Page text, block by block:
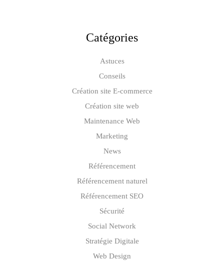
Catégories
Astuces
Conseils
Création site E-commerce
Création site web
Maintenance Web
Marketing
News
Référencement
Référencement naturel
Référencement SEO
Sécurité
Social Network
Stratégie Digitale
Web Design